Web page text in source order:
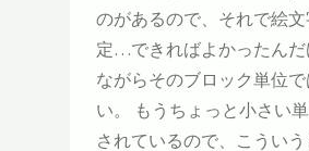
のがあるので、それで絵
定…できればよかったんだ
ながらそのブロック単位
い。 もうちょっと小さい
されているので、こうい